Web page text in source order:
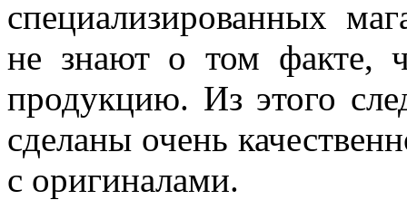
специализированных
не знают о том факте,
продукцию. Из этого
сделаны очень
с оригиналами.